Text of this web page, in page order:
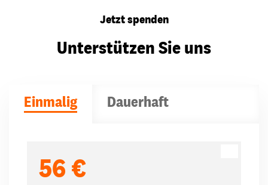
Jetzt spenden
Unterstützen Sie uns
Einmalig Dauerhaft
56 €